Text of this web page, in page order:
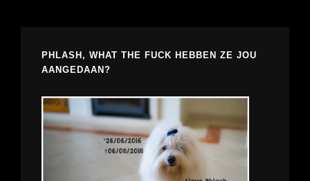
PHLASH, WHAT THE FUCK HEBBEN ZE JOU
AANGEDAAN?